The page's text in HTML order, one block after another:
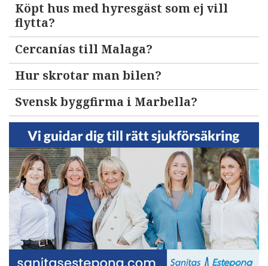
Köpt hus med hyresgäst som ej vill
flytta?
Cercanías till Malaga?
Hur skrotar man bilen?
Svensk byggfirma i Marbella?